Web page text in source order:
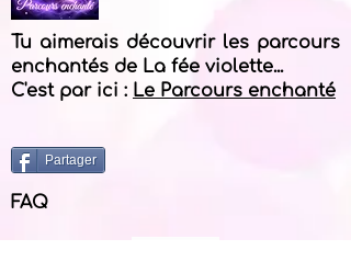
Tu aimerais découvrir les parcours
enchantés de La fée violette...
C'est par ici : Le Parcours enchanté
Partager
FAQ